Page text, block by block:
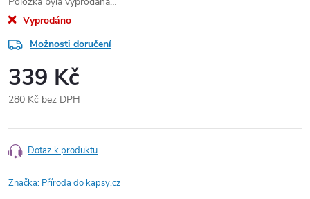
Vyprodáno
Možnosti doručení
339 Kč
280 Kč bez DPH
cena:
Dotaz k produktu
Značka: Příroda do kapsy.cz